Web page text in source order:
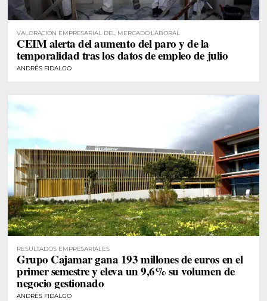
VALORACIÓN EMPRESARIAL DEL MERCADO LABORAL
CEIM alerta del aumento del paro y de la
temporalidad tras los datos de empleo de julio
ANDRÉS FIDALGO
RESULTADOS EMPRESARIALES
Grupo Cajamar gana 193 millones de euros en el
primer semestre y eleva un 9,6% su volumen de
negocio gestionado
ANDRÉS FIDALGO